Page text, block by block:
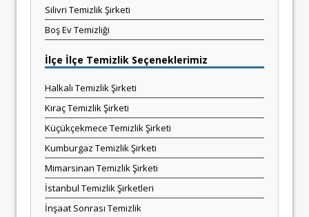
Silivri Temizlik Şirketi
Boş Ev Temizliği
İlçe İlçe Temizlik Seçeneklerimiz
Halkalı Temizlik Şirketi
Kıraç Temizlik Şirketi
Küçükçekmece Temizlik Şirketi
Kumburgaz Temizlik Şirketi
Mimarsinan Temizlik Şirketi
İstanbul Temizlik Şirketleri
İnşaat Sonrası Temizlik